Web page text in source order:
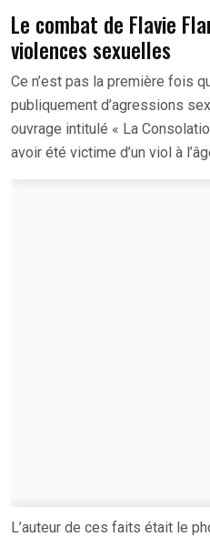
Le combat de Flavie
violences sexuelles
Ce n’est pas la première fois
publiquement d’agressions
ouvrage intitulé « La
avoir été victime d’un viol à
L’auteur de ces faits était le